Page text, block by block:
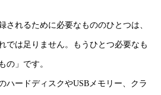
されるために必要なもののひとつは、
では足りません。もうひとつ必要なも
の」です。
ハードディスクやUSBメモリー、クラ